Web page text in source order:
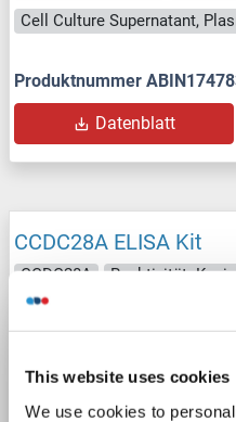
This website uses cookies
We use cookies to
Produktnummer
Datenblatt
CCDC28A ELISA Kit
CCDC28A Reaktivität:
Competition ELISA
Produktnummer